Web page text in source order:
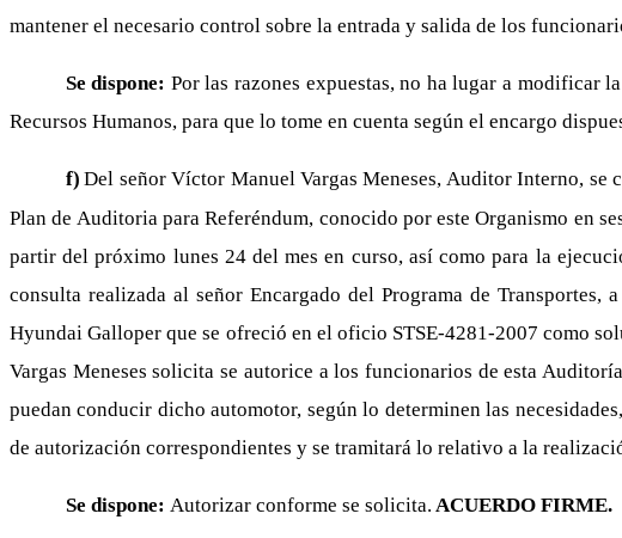
mantener el necesario control sobre la entrada y salida de los
Se dispone: Por las razones expuestas, no ha lugar a modificar
Recursos Humanos, para que lo tome en cuenta según el encargo
f) Del señor Víctor Manuel Vargas Meneses, Auditor Interno,
Plan de Auditoria para Referéndum, conocido por este Organismo en
partir del próximo lunes 24 del mes en curso, así como para la
consulta realizada al señor Encargado del Programa de
Hyundai Galloper que se ofreció en el oficio STSE-4281-2007 como
Vargas Meneses solicita se autorice a los funcionarios de esta
puedan conducir dicho automotor, según lo determinen las
de autorización correspondientes y se tramitará lo relativo a la
Se dispone: Autorizar conforme se solicita. ACUERDO FIRME.